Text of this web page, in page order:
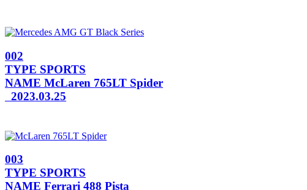
002
TYPE SPORTS
NAME McLaren 765LT Spider
2023.03.25
003
TYPE SPORTS
NAME Ferrari 488 Pista